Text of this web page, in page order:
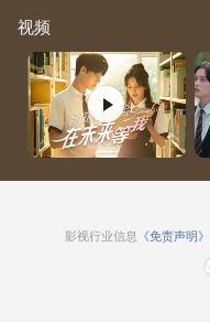
视频
影视行业信息 《免责声明》